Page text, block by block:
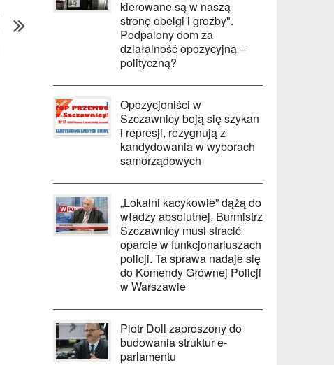
kierowane są w naszą
stronę obelgi i groźby".
Podpalony dom za
działalność opozycyjną –
polityczną?
Opozycjoniści w
Szczawnicy boją się szykan
i represji, rezygnują z
kandydowania w wyborach
samorządowych
„Lokalni kacykowie” dążą do
władzy absolutnej. Burmistrz
Szczawnicy musi stracić
oparcie w funkcjonariuszach
policji. Ta sprawa nadaje się
do Komendy Głównej Policji
w Warszawie
Piotr Doll zaproszony do
budowania struktur e-
parlamentu